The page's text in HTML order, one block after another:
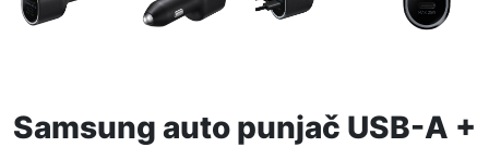
Samsung auto punjač USB-A +